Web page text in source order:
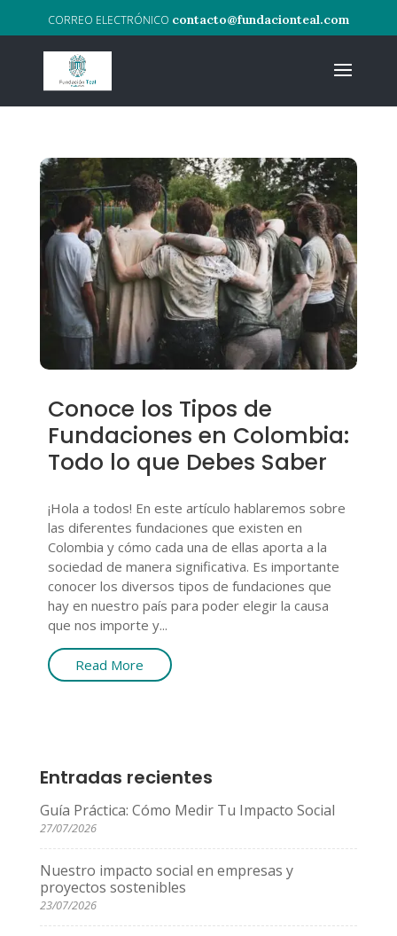
contacto@fundacionteal.com
Conoce los Tipos de
Fundaciones en Colombia:
Todo lo que Debes Saber
¡Hola a todos! En este artículo hablaremos sobre
las diferentes fundaciones que existen en
Colombia y cómo cada una de ellas aporta a la
sociedad de manera significativa. Es importante
conocer los diversos tipos de fundaciones que
hay en nuestro país para poder elegir la causa
que nos importe y...
Read More
Entradas recientes
Guía Práctica: Cómo Medir Tu Impacto Social
27/07/2026
Nuestro impacto social en empresas y
proyectos sostenibles
23/07/2026